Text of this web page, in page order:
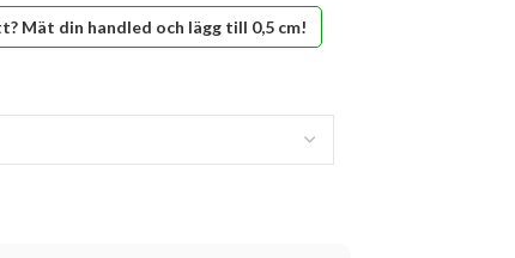
Mät din handled och lägg till 0,5 cm!